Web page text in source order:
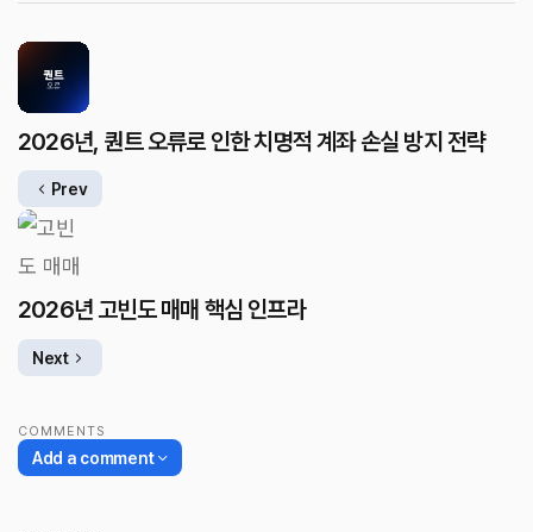
2026년, 퀀트 오류로 인한 치명적 계좌 손실 방지 전략
Prev
2026년 고빈도 매매 핵심 인프라
Next
COMMENTS
Add a comment